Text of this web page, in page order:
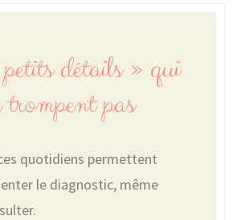
détails » qui
trompent pas
quotidiens permettent
le diagnostic, même